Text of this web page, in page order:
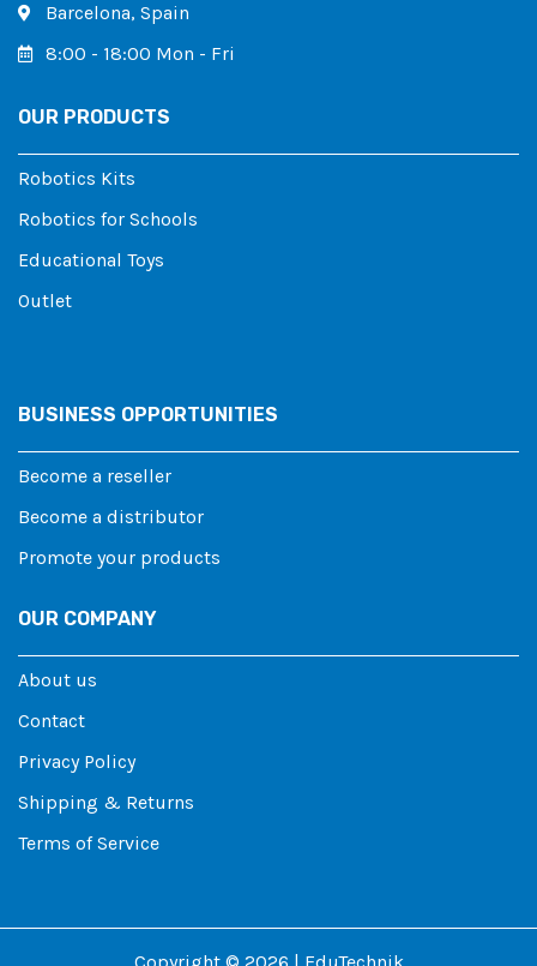
Barcelona, ​​Spain
8:00 - 18:00 Mon - Fri
OUR PRODUCTS
Robotics Kits
Robotics for Schools
Educational Toys
Outlet
BUSINESS OPPORTUNITIES
Become a reseller
Become a distributor
Promote your products
OUR COMPANY
About us
Contact
Privacy Policy
Shipping & Returns
Terms of Service